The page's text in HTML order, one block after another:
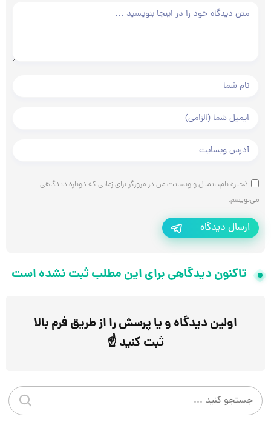
متن دیدگاه شما
نام و نام خانوادگی شما
ایمیل شما
آدرس وبسایت شما
ذخیره نام، ایمیل و وبسایت من در مرورگر برای زمانی که دوباره دیدگاهی
می‌نویسم.
ارسال دیدگاه
تاکنون دیدگاهی برای این مطلب ثبت نشده است
اولین دیدگاه و یا پرسش را از طریق فرم بالا
ثبت کنید ☝️
جستجو در سایت